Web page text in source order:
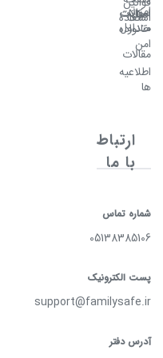
اصلی
امکانات
خانواده
امن
مقالات
اطلاعیه
ها
امن
استفاده
سوالات
متداول
ارتباط
با ما
شماره تماس
05138385106
پست الکترونیک
support@familysafe.ir
آدرس دفتر